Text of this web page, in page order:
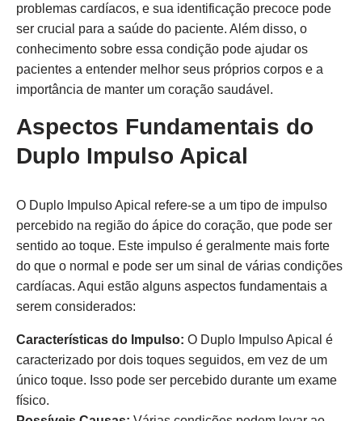
problemas cardíacos, e sua identificação precoce pode
ser crucial para a saúde do paciente. Além disso, o
conhecimento sobre essa condição pode ajudar os
pacientes a entender melhor seus próprios corpos e a
importância de manter um coração saudável.
Aspectos Fundamentais do
Duplo Impulso Apical
O Duplo Impulso Apical refere-se a um tipo de impulso
percebido na região do ápice do coração, que pode ser
sentido ao toque. Este impulso é geralmente mais forte
do que o normal e pode ser um sinal de várias condições
cardíacas. Aqui estão alguns aspectos fundamentais a
serem considerados:
Características do Impulso: O Duplo Impulso Apical é
caracterizado por dois toques seguidos, em vez de um
único toque. Isso pode ser percebido durante um exame
físico.